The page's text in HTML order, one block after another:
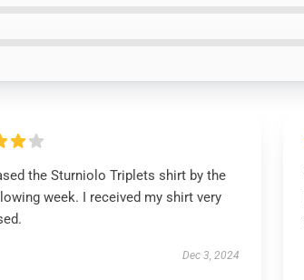
the Sturniolo Triplets shirt by the
week. I received my shirt very
Dec 3, 2024